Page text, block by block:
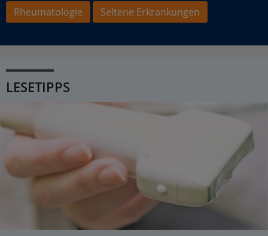
Rheumatologie
Seltene Erkrankungen
LESETIPPS